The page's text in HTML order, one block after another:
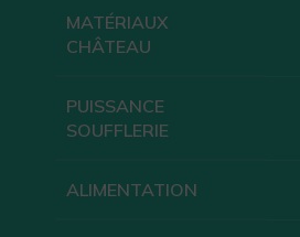
MATÉRIAUX
CHÂTEAU
PUISSANCE
SOUFFLERIE
ALIMENTATION